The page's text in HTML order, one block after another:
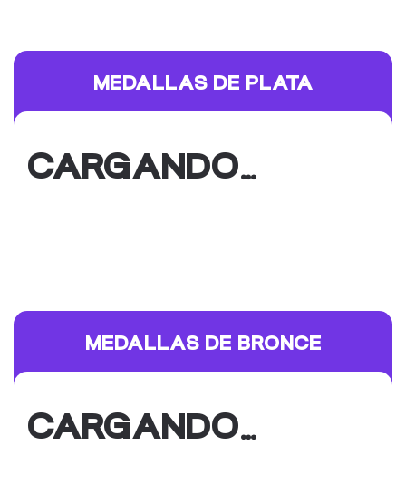
MEDALLAS DE PLATA
CARGANDO…
MEDALLAS DE BRONCE
CARGANDO…